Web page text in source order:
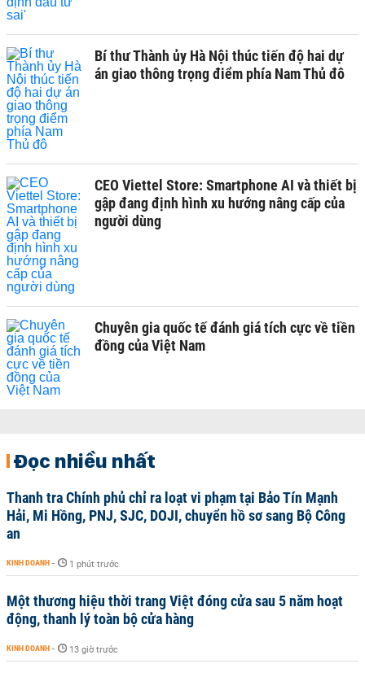
Bí thư Thành ủy Hà Nội thúc tiến độ hai dự
án giao thông trọng điểm phía Nam Thủ đô
CEO Viettel Store: Smartphone AI và thiết bị
gập đang định hình xu hướng nâng cấp của
người dùng
Chuyên gia quốc tế đánh giá tích cực về tiền
đồng của Việt Nam
Đọc nhiều nhất
Thanh tra Chính phủ chỉ ra loạt vi phạm tại Bảo Tín Mạnh
Hải, Mi Hồng, PNJ, SJC, DOJI, chuyển hồ sơ sang Bộ Công
an
KINH DOANH - 1 phút trước
Một thương hiệu thời trang Việt đóng cửa sau 5 năm hoạt
động, thanh lý toàn bộ cửa hàng
KINH DOANH - 13 giờ trước